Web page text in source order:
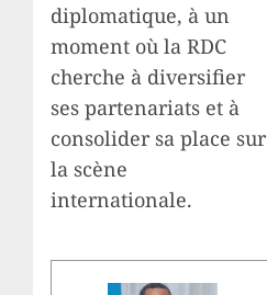
diplomatique, à un
moment où la RDC
cherche à diversifier
ses partenariats et à
consolider sa place sur
la scène
internationale.